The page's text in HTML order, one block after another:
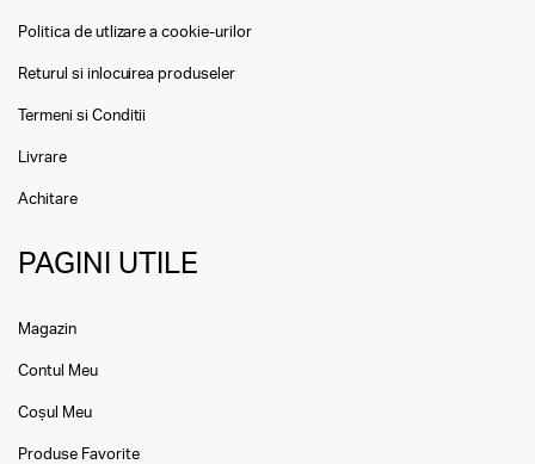
Politica de utlizare a cookie-urilor
Returul si inlocuirea produseler
Termeni si Conditii
Livrare
Achitare
PAGINI UTILE
Magazin
Contul Meu
Coșul Meu
Produse Favorite